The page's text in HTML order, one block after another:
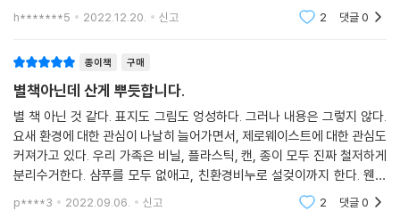
고기에는 플라스틱이 졸졸 따라오는 상황 속에서 나는 번민하다 지쳐 피곤
기 시작한 것은.
비건은 채식의 여러 단계 중 프루테리언 다음으로 가장 엄격한 단계다. 고
기뿐 아니라 해산물, 우유, 치즈, 버터, 달걀, 심지어 꿀과 가죽까지 모든 동
물성 식품과 제품을 거절한다. 제로웨이스트 하나만도 만만치 않을 것 같
은데, 여기에 비건까지? 여기까지 듣고 ‘나는 못 하겠다.’며 외면하고 싶은
독자들이 대부분일 것이다. 그러나 결코 그래서는 안 되는 이유가 있다. 우
리는 ‘지구’라는 한정된 자원을 공동으로 사용하는 공동체이기 때문이다.
많이 이야기할수 있을거같다.다시한번 더읽어보고 싶은책.
h*******5 2022.12.20. 신고 2 댓글0
종이책 구매
별책아닌데 산게 뿌듯합니다.
별 책 아닌 것 같다. 표지도 그림도 엉성하다. 그러나 내용은 그렇지 않다.
요새 환경에 대한 관심이 나날히 늘어가면서, 제로웨이스트에 대한 관심도
커져가고 있다. 우리 가족은 비닐, 플라스틱, 캔, 종이 모두 진짜 철저하게
분리수거한다. 샴푸를 모두 없애고, 친환경비누로 설겆이까지 한다. 웬만
하면 쓰레기가 나오지 않는 방향으로 식생활을 한다. 그래도 뭔가 부족한
것 같아 이
p****3 2022.09.06. 신고 2 댓글0